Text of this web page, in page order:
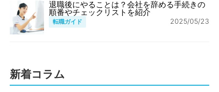
退職後にやることは？会社を辞める手続きの
順番やチェックリストを紹介
転職ガイド 2025/05/23
新着コラム